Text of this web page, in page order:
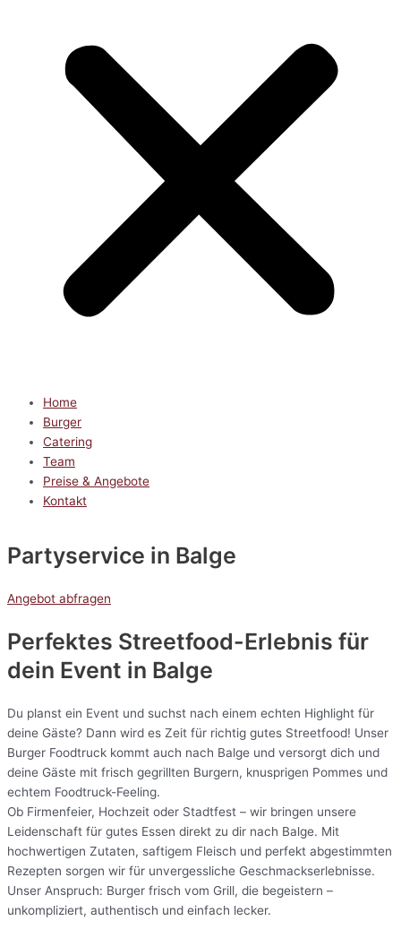
Home
Burger
Catering
Team
Preise & Angebote
Kontakt
Partyservice in Balge
Angebot abfragen
Perfektes Streetfood-Erlebnis für
dein Event in Balge
Du planst ein Event und suchst nach einem echten Highlight für
deine Gäste? Dann wird es Zeit für richtig gutes Streetfood! Unser
Burger Foodtruck kommt auch nach Balge und versorgt dich und
deine Gäste mit frisch gegrillten Burgern, knusprigen Pommes und
echtem Foodtruck-Feeling.
Ob Firmenfeier, Hochzeit oder Stadtfest – wir bringen unsere
Leidenschaft für gutes Essen direkt zu dir nach Balge. Mit
hochwertigen Zutaten, saftigem Fleisch und perfekt abgestimmten
Rezepten sorgen wir für unvergessliche Geschmackserlebnisse.
Unser Anspruch: Burger frisch vom Grill, die begeistern –
unkompliziert, authentisch und einfach lecker.